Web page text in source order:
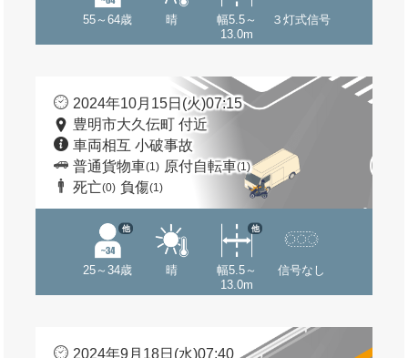
55～64歳 晴
幅5.5～
13.0m
３灯式信号
2024年10月15日(火)07:15
豊明市大久伝町 付近
車両相互 小破事故
普通貨物車(1) 原付自転車(1)
死亡(0) 負傷(1)
25～34歳
他
晴
幅5.5～
13.0m
他
信号なし
2024年9月18日(水)07:40